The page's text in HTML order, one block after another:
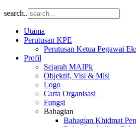
search..
Utama
Perutusan KPE
Perutusan Ketua Pegawai
Profil
Sejarah MAIPk
Objektif, Visi & Misi
Logo
Carta Organisasi
Fungsi
Bahagian
Bahagian Khidmat